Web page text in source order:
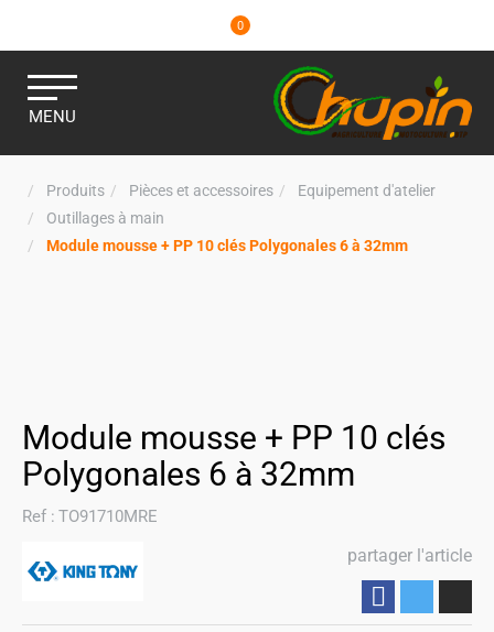
0
MENU
Produits Pièces et accessoires
Equipement d'atelier
Outillages à main
Module mousse + PP 10 clés Polygonales 6 à 32mm
Module mousse + PP 10 clés
Polygonales 6 à 32mm
Ref : TO91710MRE
partager l'article